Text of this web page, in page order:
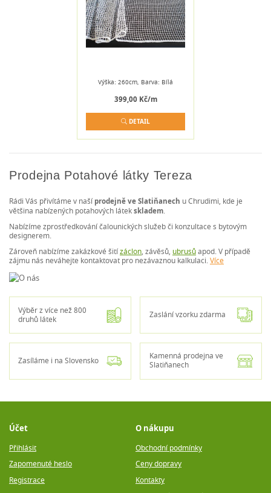
Výška: 260cm, Barva: Bílá
399,00 Kč/m
DETAIL
Prodejna Potahové látky Tereza
Rádi Vás přivítáme v naší prodejně ve Slatiňanech u Chrudimi, kde je
většina nabízených potahových látek skladem.
Nabízíme zprostředkování čalounických služeb či konzultace s bytovým
designerem.
Zároveň nabízíme zakázkové šitízáclon, závěsů, ubrusůapod. V případě
zájmu nás neváhejte kontaktovat pro nezávaznou kalkulaci.Více
Výběr z více než 800
druhů látek
Zaslání vzorku zdarma
Zasíláme i na Slovensko
Kamenná prodejna ve
Slatiňanech
Účet
Přihlásit
Zapomenuté heslo
Registrace
O nákupu
Obchodní podmínky
Ceny dopravy
Kontakty